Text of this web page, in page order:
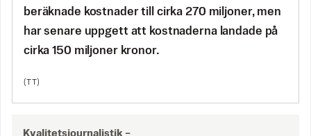
beräknade kostnader till cirka 270 miljoner, men
har senare uppgett att kostnaderna landade på
cirka 150 miljoner kronor.
(TT)
Kvalitetsjournalistik –